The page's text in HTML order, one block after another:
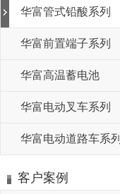
华富管式铅酸系列
华富前置端子系列
华富高温蓄电池
华富电动叉车系列
华富电动道路车系列
客户案例